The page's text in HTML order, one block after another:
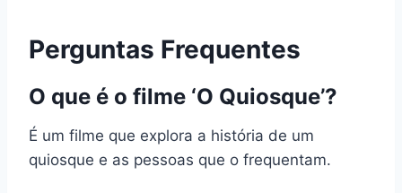
Perguntas Frequentes
O que é o filme ‘O Quiosque’?
É um filme que explora a história de um
quiosque e as pessoas que o frequentam.